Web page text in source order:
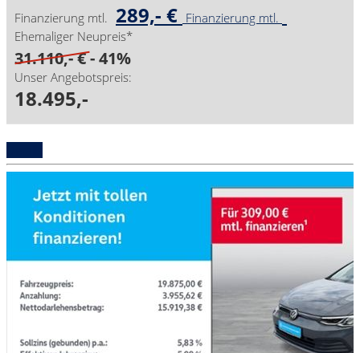
Finanzierung mtl. 289,- € Finanzierung mtl.
Ehemaliger Neupreis*
31.110,- €- 41%
Unser Angebotspreis:
18.495,-